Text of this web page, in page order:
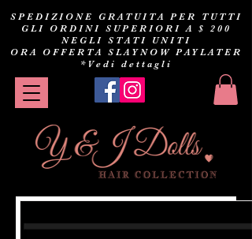
SPEDIZIONE GRATUITA PER TUTTI
GLI ORDINI SUPERIORI A $ 200
NEGLI STATI UNITI
ORA OFFERTA SLAYNOW PAYLATER
*Vedi dettagli